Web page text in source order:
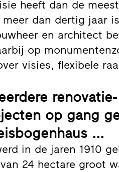
heeft dan de
dan dertig jaar
en architect
op
visies, flexibele
op gang
...
in de jaren 1910
24 hectare groot